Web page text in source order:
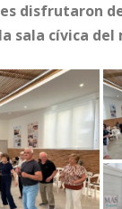
disfrutaron
sala cívica del